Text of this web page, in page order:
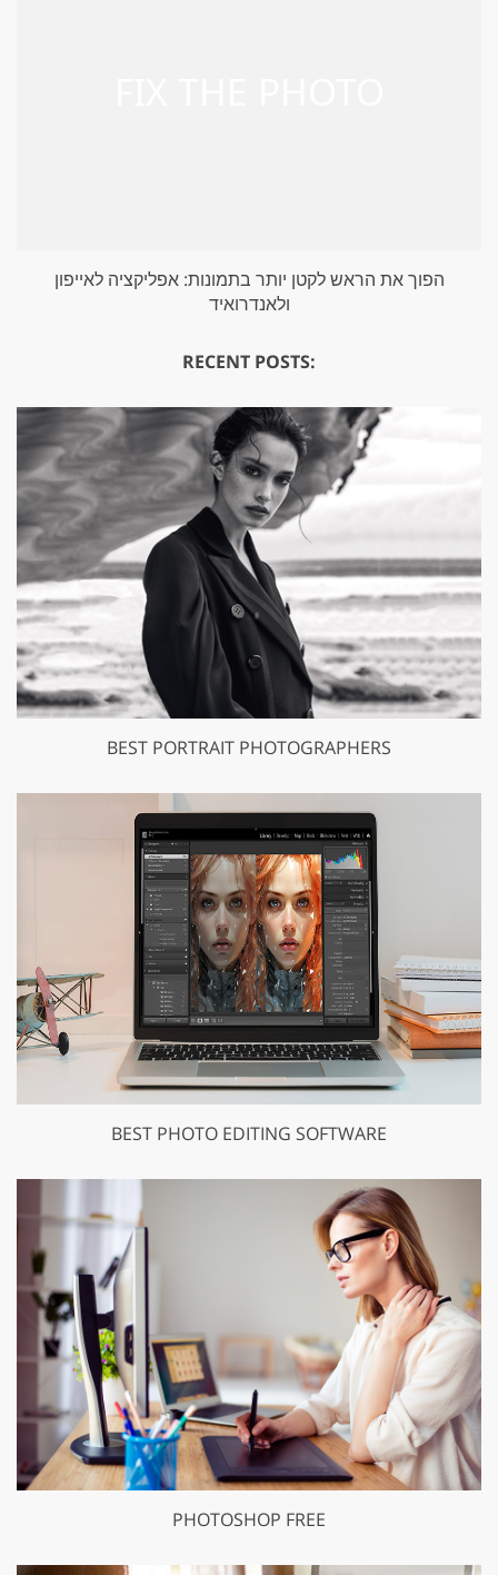
הפוך את הראש לקטן יותר בתמונות: אפליקציה לאייפון
ולאנדרואיד
RECENT POSTS:
BEST PORTRAIT PHOTOGRAPHERS
BEST PHOTO EDITING SOFTWARE
PHOTOSHOP FREE